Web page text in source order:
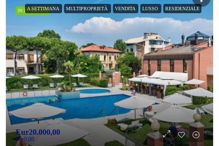
IN EVIDENZA
A SETTIMANA MULTIPROPRIETÀ VENDITA LUSSO RESIDENZIALE
Eur20.000,00
Eur0,00